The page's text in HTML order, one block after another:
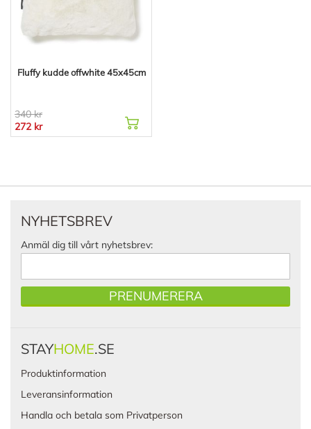
Fluffy kudde offwhite 45x45cm
340 kr
272 kr
NYHETSBREV
Anmäl dig till vårt nyhetsbrev:
PRENUMERERA
STAYHOME.SE
Produktinformation
Leveransinformation
Handla och betala som Privatperson